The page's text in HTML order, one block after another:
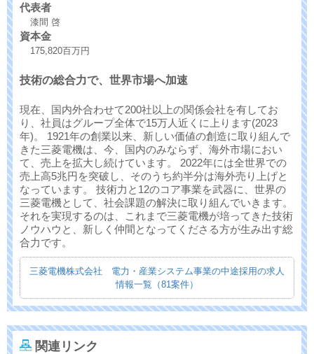
代表者
漆間 啓
資本金
175,820百万円
技術の総合力で、世界市場へ加速
現在、国内外合わせて200社以上の関係会社を有してお
り、社員はグループ全体で15万人近くに上ります(2023
年)。 1921年の創業以来、新しい価値の創造に取り組んで
きた三菱電機は、今、国内のみならず、海外市場におい
て、売上を拡大し続けています。 2022年には全世界での
売上高5兆円を突破し、そのうち約半分は海外売り上げと
なっています。 技術力と12のコア事業を武器に、世界の
三菱電機として、社会課題の解決に取り組んでいきます。
それを実現するのは、これまで三菱電機が培ってきた技術
ノウハウと、新しく仲間となってくださる方が生み出す総
合力です。
三菱電機株式会社 電力・産業システム事業の中途採用の求人
情報一覧（81案件）
関連リンク